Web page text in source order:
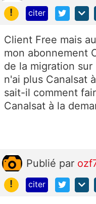
! citer
Client Free mais
mon abonnement
de la migration
n'ai plus Canalsat
sait-il comment
Canalsat à la
Publié par
!
citer